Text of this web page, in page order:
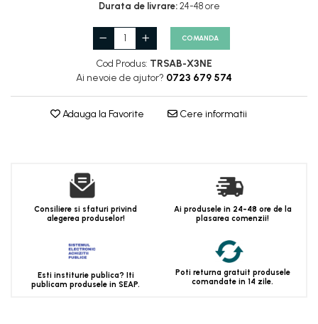
Durata de livrare:24-48 ore
COMANDA
Cod Produs: TRSAB-X3NE
Ai nevoie de ajutor? 0723 679 574
Adauga la Favorite Cere informatii
Consiliere si sfaturi privind
alegerea produselor!
Ai produsele in 24-48 ore de la
plasarea comenzii!
Esti institurie publica? Iti
publicam produsele in SEAP.
Poti returna gratuit produsele
comandate in 14 zile.